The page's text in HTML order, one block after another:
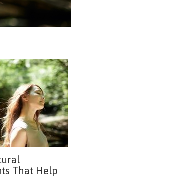
That Help